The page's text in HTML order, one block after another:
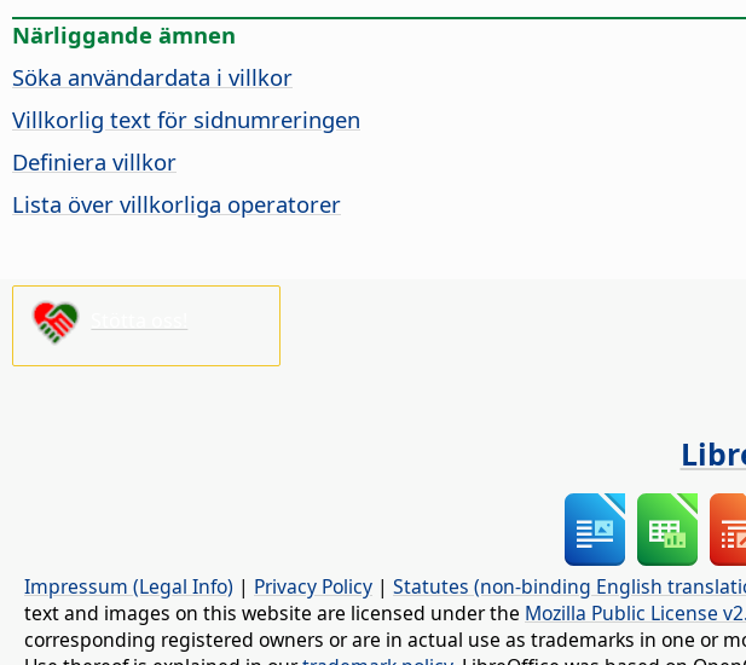
Närliggande ämnen
Söka användardata i villkor
Villkorlig text för sidnumreringen
Definiera villkor
Lista över villkorliga operatorer
Impressum (Legal Info) | Privacy Policy | Statutes (non-binding English
text and images on this website are licensed under the Mozilla Public License
corresponding registered owners or are in actual use as trademarks in one or